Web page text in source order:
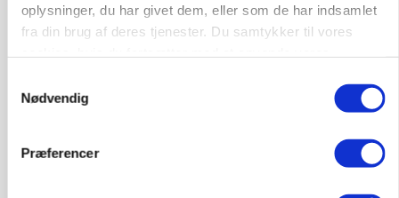
oplysninger, du har givet dem, eller som de har indsamlet
fra din brug af deres tjenester. Du samtykker til vores
Nødvendig
Præferencer